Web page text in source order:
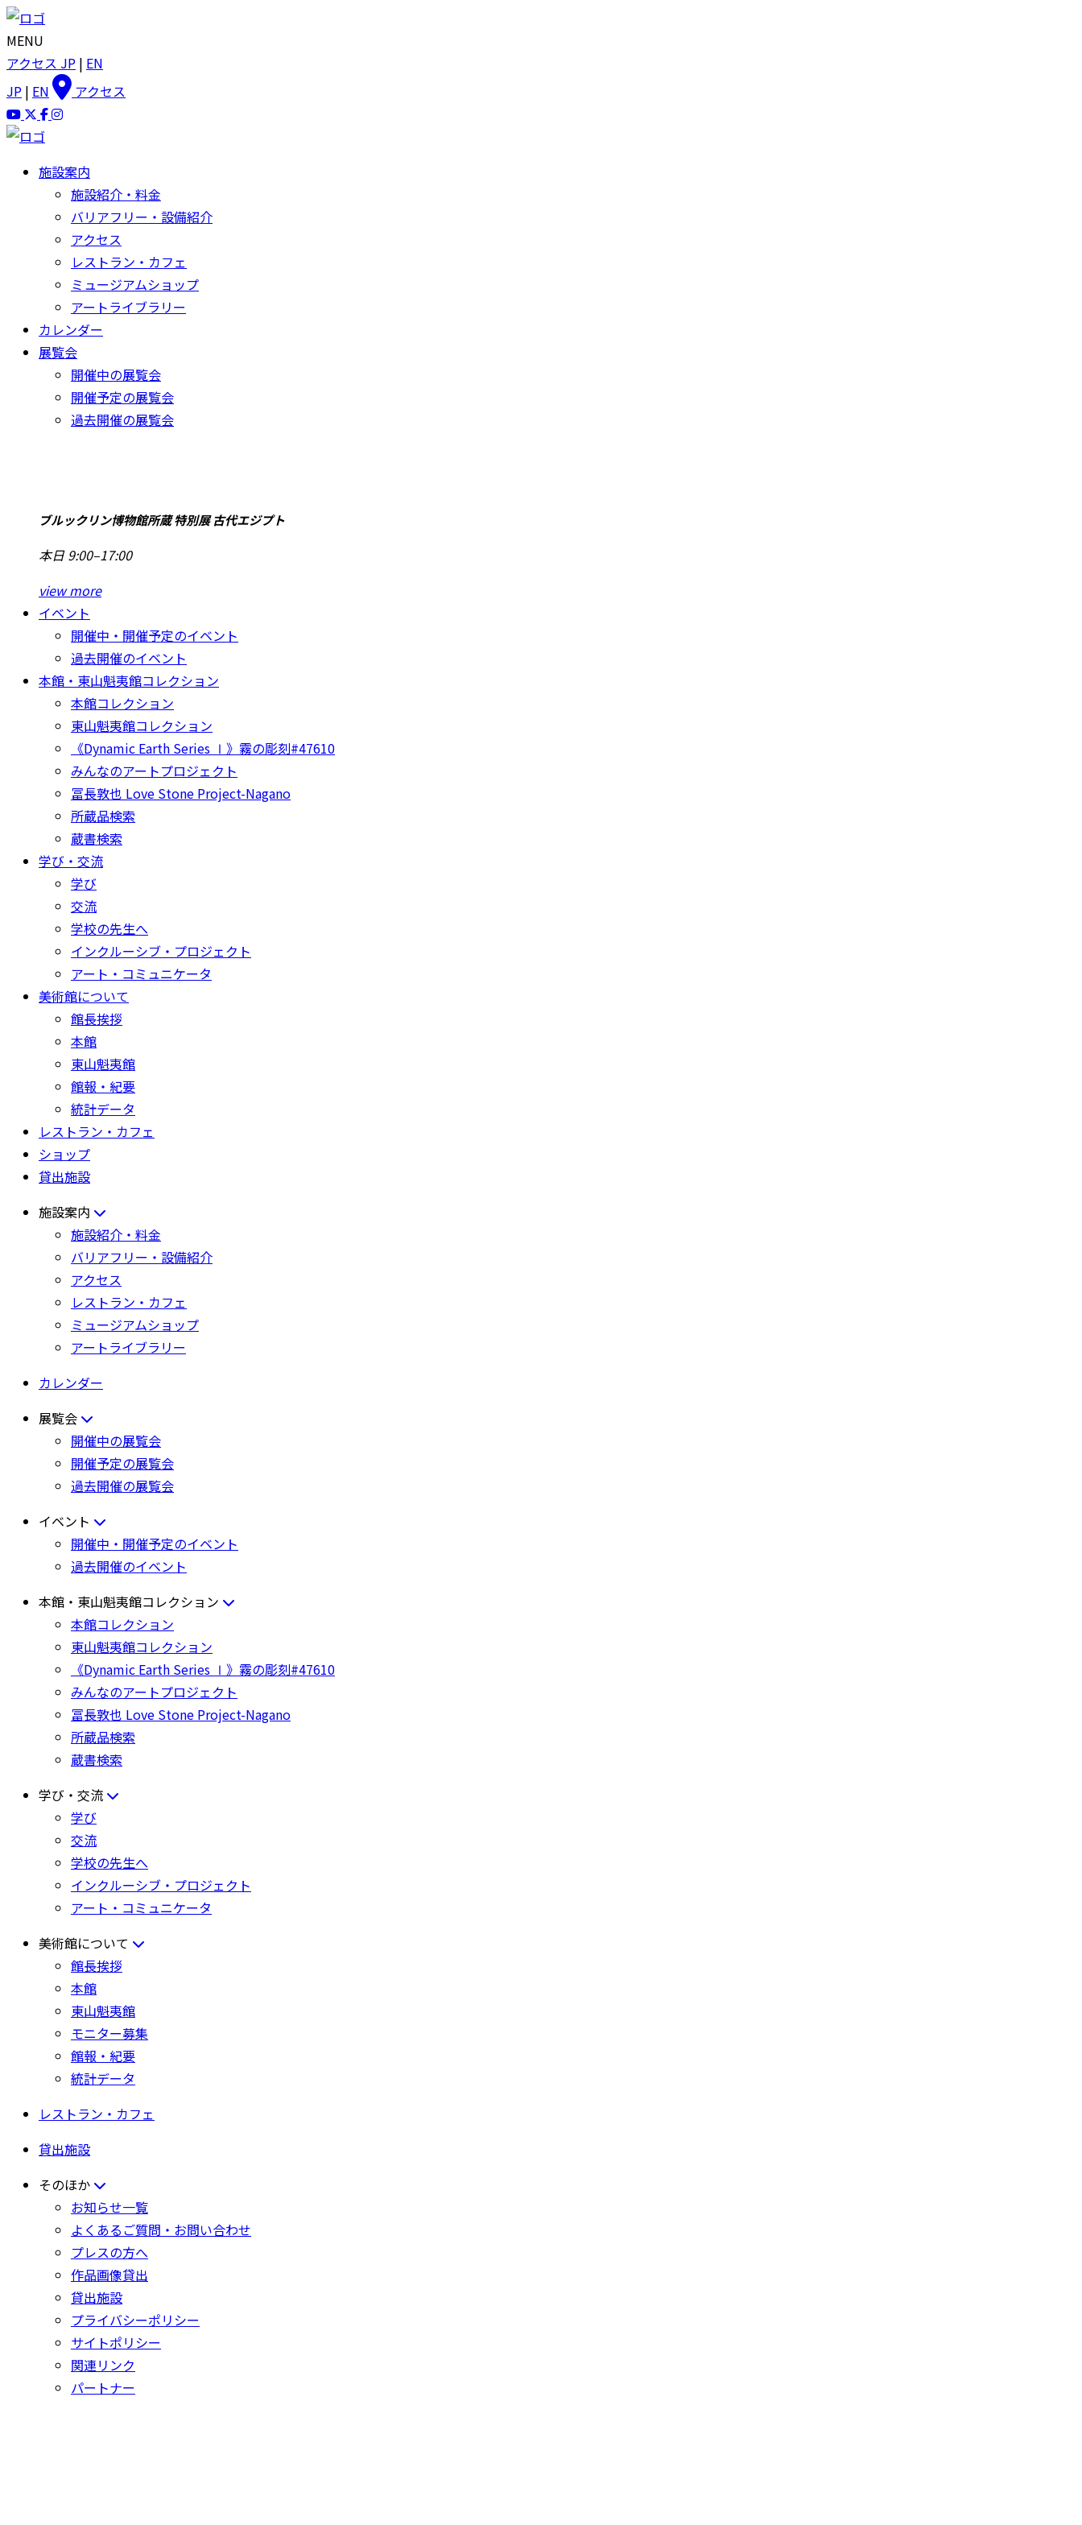
MENU
アクセス JP | EN
JP | EN アクセス
施設案内
施設紹介・料金
バリアフリー・設備紹介
アクセス
レストラン・カフェ
ミュージアムショップ
アートライブラリー
カレンダー
展覧会
開催中の展覧会
開催予定の展覧会
過去開催の展覧会
ブルックリン博物館所蔵 特別展 古代エジプト
本日 9:00–17:00
view more
イベント
開催中・開催予定のイベント
過去開催のイベント
本館・東山魁夷館コレクション
本館コレクション
東山魁夷館コレクション
《Dynamic Earth Series Ⅰ》霧の彫刻#47610
みんなのアートプロジェクト
冨長敦也 Love Stone Project-Nagano
所蔵品検索
蔵書検索
学び・交流
学び
交流
学校の先生へ
インクルーシブ・プロジェクト
アート・コミュニケータ
美術館について
館長挨拶
本館
東山魁夷館
館報・紀要
統計データ
レストラン・カフェ
ショップ
貸出施設
施設案内
施設紹介・料金
バリアフリー・設備紹介
アクセス
レストラン・カフェ
ミュージアムショップ
アートライブラリー
カレンダー
展覧会
開催中の展覧会
開催予定の展覧会
過去開催の展覧会
イベント
開催中・開催予定のイベント
過去開催のイベント
本館・東山魁夷館コレクション
本館コレクション
東山魁夷館コレクション
《Dynamic Earth Series Ⅰ》霧の彫刻#47610
みんなのアートプロジェクト
冨長敦也 Love Stone Project-Nagano
所蔵品検索
蔵書検索
学び・交流
学び
交流
学校の先生へ
インクルーシブ・プロジェクト
アート・コミュニケータ
美術館について
館長挨拶
本館
東山魁夷館
モニター募集
館報・紀要
統計データ
レストラン・カフェ
貸出施設
そのほか
お知らせ一覧
よくあるご質問・お問い合わせ
プレスの方へ
作品画像貸出
貸出施設
プライバシーポリシー
サイトポリシー
関連リンク
パートナー